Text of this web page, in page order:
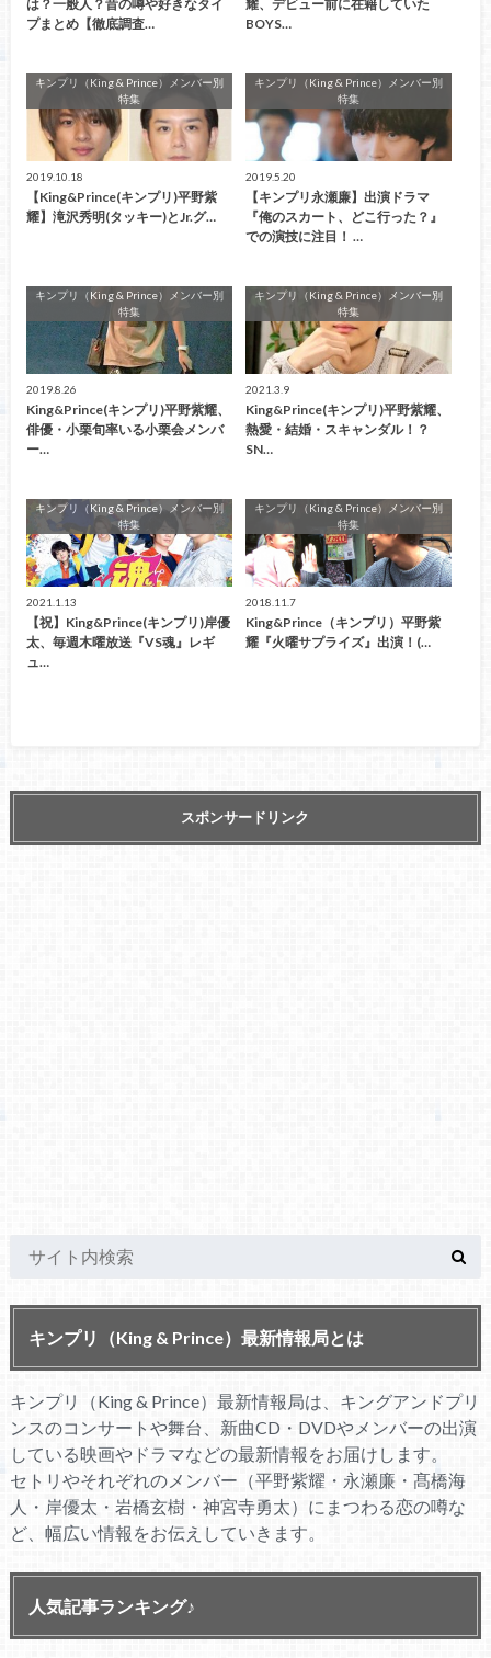
は？一般人？昔の噂や好きなタイ
プまとめ【徹底調査…
耀、デビュー前に在籍していた
BOYS…
キンプリ（King & Prince）メンバー別
特集
2019.10.18
【King&Prince(キンプリ)平野紫
耀】滝沢秀明(タッキー)とJr.グ…
キンプリ（King & Prince）メンバー別
特集
2019.5.20
【キンプリ永瀬廉】出演ドラマ
『俺のスカート、どこ行った？』
での演技に注目！ …
キンプリ（King & Prince）メンバー別
特集
2019.8.26
King&Prince(キンプリ)平野紫耀、
俳優・小栗旬率いる小栗会メンバ
ー…
キンプリ（King & Prince）メンバー別
特集
2021.3.9
King&Prince(キンプリ)平野紫耀、
熱愛・結婚・スキャンダル！？
SN…
キンプリ（King & Prince）メンバー別
特集
2021.1.13
【祝】King&Prince(キンプリ)岸優
太、毎週木曜放送『VS魂』レギ
ュ…
キンプリ（King & Prince）メンバー別
特集
2018.11.7
King&Prince（キンプリ）平野紫
耀『火曜サプライズ』出演！(…
スポンサードリンク
キンプリ（King & Prince）最新情報局とは
キンプリ（King & Prince）最新情報局は、キングアンドプリ
ンスのコンサートや舞台、新曲CD・DVDやメンバーの出演
している映画やドラマなどの最新情報をお届けします。
セトリやそれぞれのメンバー（平野紫耀・永瀬廉・髙橋海
人・岸優太・岩橋玄樹・神宮寺勇太）にまつわる恋の噂な
ど、幅広い情報をお伝えしていきます。
人気記事ランキング♪